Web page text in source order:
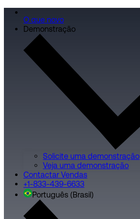
O que novo
Demonstração
Solicite uma demonstração
Veja uma demonstração
Contactar Vendas
+1-833-439-6633
Português (Brasil)